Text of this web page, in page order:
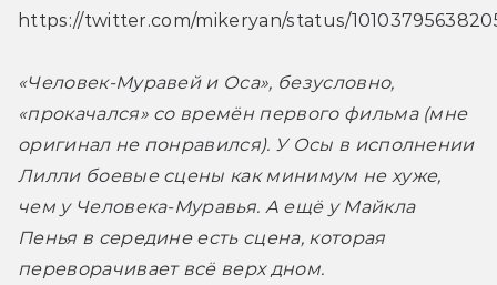
https://twitter.com/mikeryan/status/
«Человек-Муравей и Оса», безусловно,
«прокачался» со времён первого фильма (мне
оригинал не понравился). У Осы в исполнении
Лилли боевые сцены как минимум не хуже,
чем у Человека-Муравья. А ещё у Майкла
Пенья в середине есть сцена, которая
переворачивает всё верх дном.